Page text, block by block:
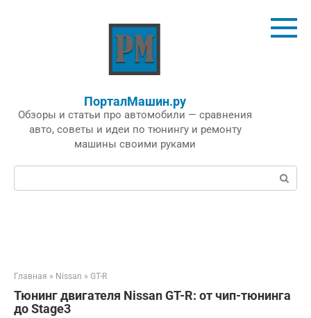
ПорталМашин.ру
Обзоры и статьи про автомобили — сравнения
авто, советы и идеи по тюнингу и ремонту
машины своими руками
Поиск:
Главная » Nissan » GT-R
Тюнинг двигателя Nissan GT-R: от чип-тюнинга
до Stage3